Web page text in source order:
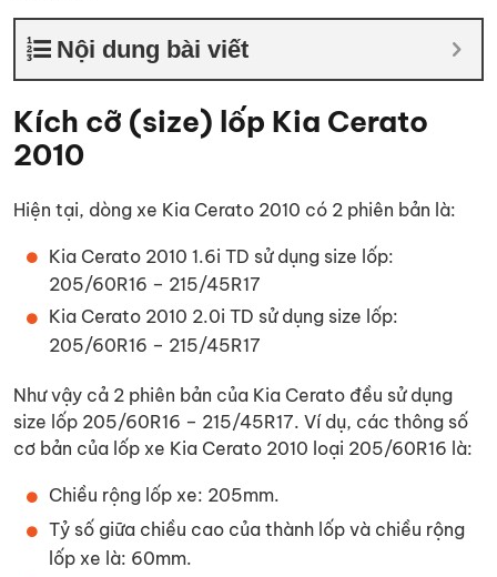
Nội dung bài viết
Kích cỡ (size) lốp Kia Cerato
2010
Hiện tại, dòng xe Kia Cerato 2010 có 2 phiên bản là:
Kia Cerato 2010 1.6i TD sử dụng size lốp:
205/60R16 – 215/45R17
Kia Cerato 2010 2.0i TD sử dụng size lốp:
205/60R16 – 215/45R17
Như vậy cả 2 phiên bản của Kia Cerato đều sử dụng
size lốp 205/60R16 – 215/45R17. Ví dụ, các thông số
cơ bản của lốp xe Kia Cerato 2010 loại 205/60R16 là:
Chiều rộng lốp xe: 205mm.
Tỷ số giữa chiều cao của thành lốp và chiều rộng
lốp xe là: 60mm.